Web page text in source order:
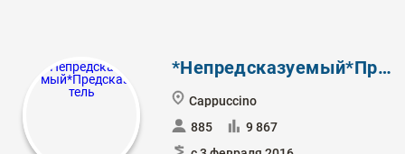
*Непредсказуемый*Предсказатель
Cappuccino
885
9 867